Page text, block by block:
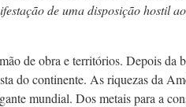
de uma disposição hostil
de obra e territórios. Depois da
do continente. As riquezas da
mundial. Dos metais para a